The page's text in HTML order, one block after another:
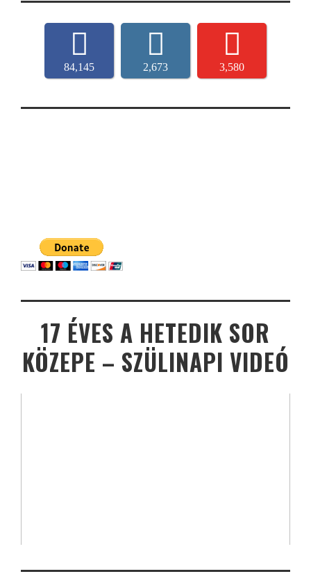
84,145 2,673 3,580
17 ÉVES A HETEDIK SOR
KÖZEPE – SZÜLINAPI VIDEÓ